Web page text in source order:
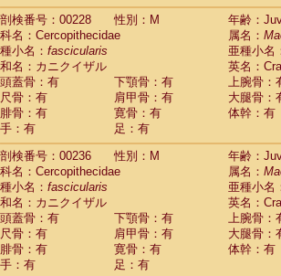
剖検番号：00228
性別：M
年齢：
科名：Cercopithecidae
属名：
種小名： fascicularis
亜種小名
和名：カニクイザル
英名：
頭蓋骨：有
下顎骨：有
上腕骨：
尺骨：有
肩甲骨：有
大腿骨：
腓骨：有
寛骨：有
体幹：有
手：有
足：有
剖検番号：00236
性別：M
年齢：
科名：Cercopithecidae
属名：
種小名： fascicularis
亜種小名
和名：カニクイザル
英名：
頭蓋骨：有
下顎骨：有
上腕骨：
尺骨：有
肩甲骨：有
大腿骨：
腓骨：有
寛骨：有
体幹：有
手：有
足：有